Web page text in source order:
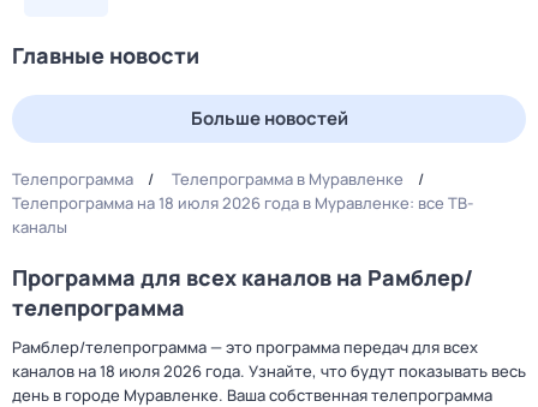
Главные новости
Больше новостей
Телепрограмма
Телепрограмма в Муравленке
Телепрограмма на 18 июля 2026 года в Муравленке: все ТВ-
каналы
Программа для всех каналов на Рамблер/
телепрограмма
Рамблер/телепрограмма — это программа передач для всех
каналов на 18 июля 2026 года. Узнайте, что будут показывать весь
день в городе Муравленке. Ваша собственная телепрограмма